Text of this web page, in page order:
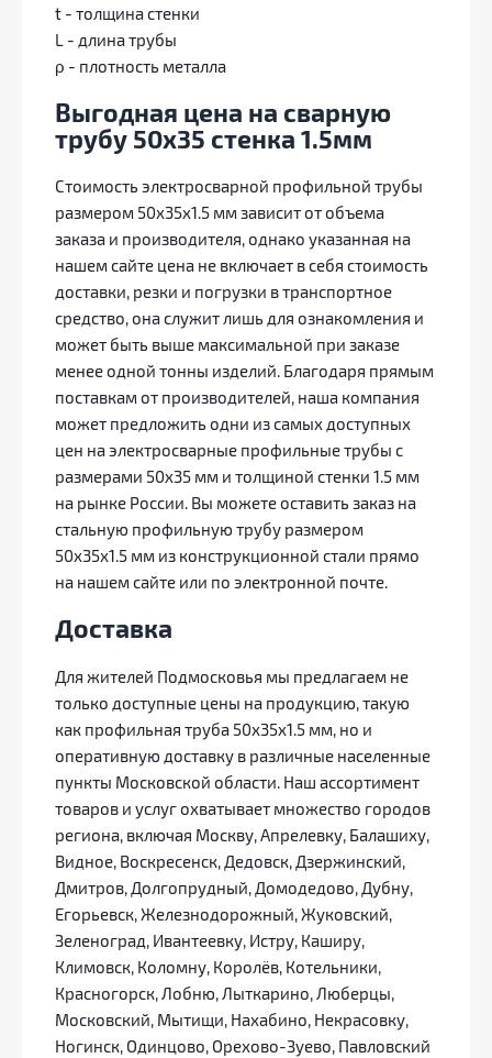
t - толщина стенки
L - длина трубы
ρ - плотность металла
Выгодная цена на сварную
трубу 50х35 стенка 1.5мм
Стоимость электросварной профильной трубы
размером 50х35х1.5 мм зависит от объема
заказа и производителя, однако указанная на
нашем сайте цена не включает в себя стоимость
доставки, резки и погрузки в транспортное
средство, она служит лишь для ознакомления и
может быть выше максимальной при заказе
менее одной тонны изделий. Благодаря прямым
поставкам от производителей, наша компания
может предложить одни из самых доступных
цен на электросварные профильные трубы с
размерами 50x35 мм и толщиной стенки 1.5 мм
на рынке России. Вы можете оставить заказ на
стальную профильную трубу размером
50х35х1.5 мм из конструкционной стали прямо
на нашем сайте или по электронной почте.
Доставка
Для жителей Подмосковья мы предлагаем не
только доступные цены на продукцию, такую
как профильная труба 50х35х1.5 мм, но и
оперативную доставку в различные населенные
пункты Московской области. Наш ассортимент
товаров и услуг охватывает множество городов
региона, включая Москву, Апрелевку, Балашиху,
Видное, Воскресенск, Дедовск, Дзержинский,
Дмитров, Долгопрудный, Домодедово, Дубну,
Егорьевск, Железнодорожный, Жуковский,
Зеленоград, Ивантеевку, Истру, Каширу,
Климовск, Коломну, Королёв, Котельники,
Красногорск, Лобню, Лыткарино, Люберцы,
Московский, Мытищи, Нахабино, Некрасовку,
Ногинск, Одинцово, Орехово-Зуево, Павловский